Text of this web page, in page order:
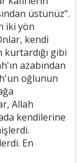
üstünüz".
iki yön
kendi
gibi
azabından
oğlunun
Allah
kendilerine
En